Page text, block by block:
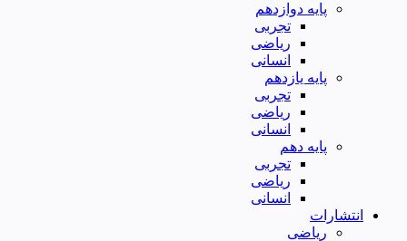
پایه دوازدهم
تجربی
ریاضی
انسانی
پایه یازدهم
تجربی
ریاضی
انسانی
پایه دهم
تجربی
ریاضی
انسانی
انتشارات
ریاضی